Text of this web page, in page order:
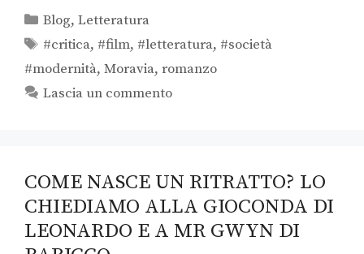
Blog,Letteratura
#critica, #film, #letteratura, #società
#modernità, Moravia, romanzo
Lascia un commento
COME NASCE UN RITRATTO? LO
CHIEDIAMO ALLA GIOCONDA DI
LEONARDO E A MR GWYN DI